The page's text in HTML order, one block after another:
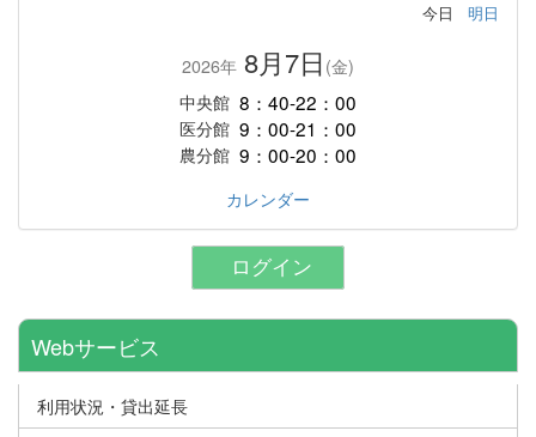
今日 明日
2026年 8月7日 (金)
中央館 8：40-22：00
医分館 9：00-21：00
農分館 9：00-20：00
カレンダー
ログイン
Webサービス
利用状況・貸出延長